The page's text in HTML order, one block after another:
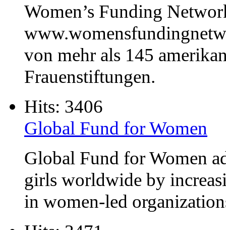
Women’s Funding
von mehr als 145
Frauenstiftungen.
Hits: 3406
Global Fund for Women
Global Fund for Women
girls worldwide by
in women-led